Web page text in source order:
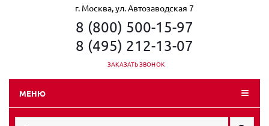
г. Москва, ул. Автозаводская 7
8 (800) 500-15-97
8 (495) 212-13-07
ЗАКАЗАТЬ ЗВОНОК
МЕНЮ